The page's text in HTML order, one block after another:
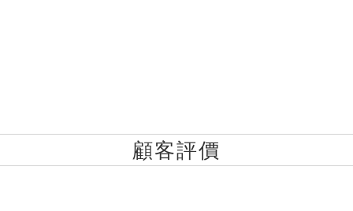
顧客評價